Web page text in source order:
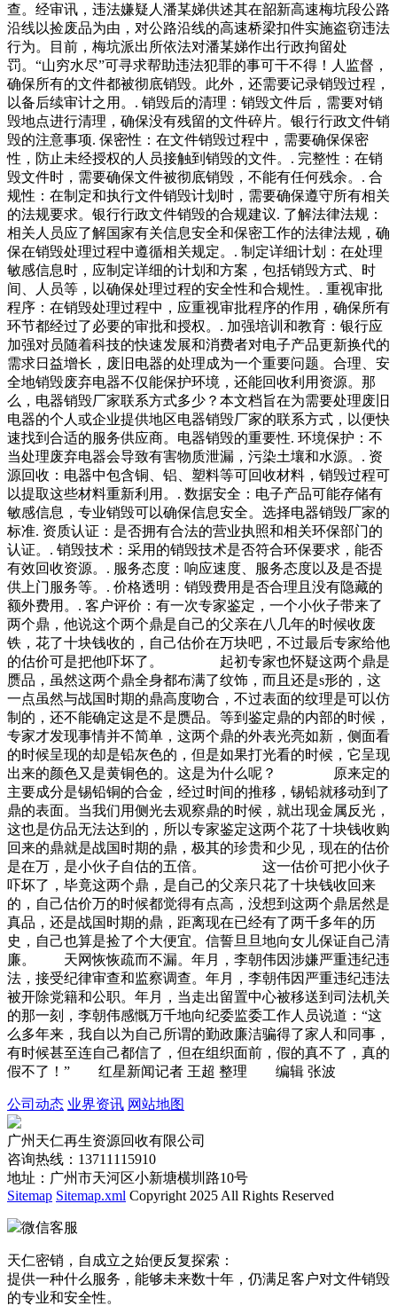
查。经审讯，违法嫌疑人潘某娣供述其在韶新高速梅坑段公路
沿线以捡废品为由，对公路沿线的高速桥梁扣件实施盗窃违法
行为。目前，梅坑派出所依法对潘某娣作出行政拘留处
罚。“山穷水尽”可寻求帮助违法犯罪的事可干不得！人监督，
确保所有的文件都被彻底销毁。此外，还需要记录销毁过程，
以备后续审计之用。. 销毁后的清理：销毁文件后，需要对销
毁地点进行清理，确保没有残留的文件碎片。银行行政文件销
毁的注意事项. 保密性：在文件销毁过程中，需要确保保密
性，防止未经授权的人员接触到销毁的文件。. 完整性：在销
毁文件时，需要确保文件被彻底销毁，不能有任何残余。. 合
规性：在制定和执行文件销毁计划时，需要确保遵守所有相关
的法规要求。银行行政文件销毁的合规建议. 了解法律法规：
相关人员应了解国家有关信息安全和保密工作的法律法规，确
保在销毁处理过程中遵循相关规定。. 制定详细计划：在处理
敏感信息时，应制定详细的计划和方案，包括销毁方式、时
间、人员等，以确保处理过程的安全性和合规性。. 重视审批
程序：在销毁处理过程中，应重视审批程序的作用，确保所有
环节都经过了必要的审批和授权。. 加强培训和教育：银行应
加强对员随着科技的快速发展和消费者对电子产品更新换代的
需求日益增长，废旧电器的处理成为一个重要问题。合理、安
全地销毁废弃电器不仅能保护环境，还能回收利用资源。那
么，电器销毁厂家联系方式多少？本文档旨在为需要处理废旧
电器的个人或企业提供地区电器销毁厂家的联系方式，以便快
速找到合适的服务供应商。电器销毁的重要性. 环境保护：不
当处理废弃电器会导致有害物质泄漏，污染土壤和水源。. 资
源回收：电器中包含铜、铝、塑料等可回收材料，销毁过程可
以提取这些材料重新利用。. 数据安全：电子产品可能存储有
敏感信息，专业销毁可以确保信息安全。选择电器销毁厂家的
标准. 资质认证：是否拥有合法的营业执照和相关环保部门的
认证。. 销毁技术：采用的销毁技术是否符合环保要求，能否
有效回收资源。. 服务态度：响应速度、服务态度以及是否提
供上门服务等。. 价格透明：销毁费用是否合理且没有隐藏的
额外费用。. 客户评价：有一次专家鉴定，一个小伙子带来了
两个鼎，他说这个两个鼎是自己的父亲在八几年的时候收废
铁，花了十块钱收的，自己估价在万块吧，不过最后专家给他
的估价可是把他吓坏了。 起初专家也怀疑这两个鼎是
赝品，虽然这两个鼎全身都布满了纹饰，而且还是s形的，这
一点虽然与战国时期的鼎高度吻合，不过表面的纹理是可以仿
制的，还不能确定这是不是赝品。等到鉴定鼎的内部的时候，
专家才发现事情并不简单，这两个鼎的外表光亮如新，侧面看
的时候呈现的却是铅灰色的，但是如果打光看的时候，它呈现
出来的颜色又是黄铜色的。这是为什么呢？ 原来定的
主要成分是锡铅铜的合金，经过时间的推移，锡铅就移动到了
鼎的表面。当我们用侧光去观察鼎的时候，就出现金属反光，
这也是仿品无法达到的，所以专家鉴定这两个花了十块钱收购
回来的鼎就是战国时期的鼎，极其的珍贵和少见，现在的估价
是在万，是小伙子自估的五倍。 这一估价可把小伙子
吓坏了，毕竟这两个鼎，是自己的父亲只花了十块钱收回来
的，自己估价万的时候都觉得有点高，没想到这两个鼎居然是
真品，还是战国时期的鼎，距离现在已经有了两千多年的历
史，自己也算是捡了个大便宜。信誓旦旦地向女儿保证自己清
廉。 天网恢恢疏而不漏。年月，李朝伟因涉嫌严重违纪违
法，接受纪律审查和监察调查。年月，李朝伟因严重违纪违法
被开除党籍和公职。年月，当走出留置中心被移送到司法机关
的那一刻，李朝伟感慨万千地向纪委监委工作人员说道：“这
么多年来，我自以为自己所谓的勤政廉洁骗得了家人和同事，
有时候甚至连自己都信了，但在组织面前，假的真不了，真的
假不了！” 红星新闻记者 王超 整理 编辑 张波
公司动态 业界资讯 网站地图
广州天仁再生资源回收有限公司
咨询热线：13711115910
地址：广州市天河区小新塘横圳路10号
Sitemap Sitemap.xml Copyright 2025 All Rights Reserved
微信客服
天仁密销，自成立之始便反复探索：
提供一种什么服务，能够未来数十年，仍满足客户对文件销毁
的专业和安全性。